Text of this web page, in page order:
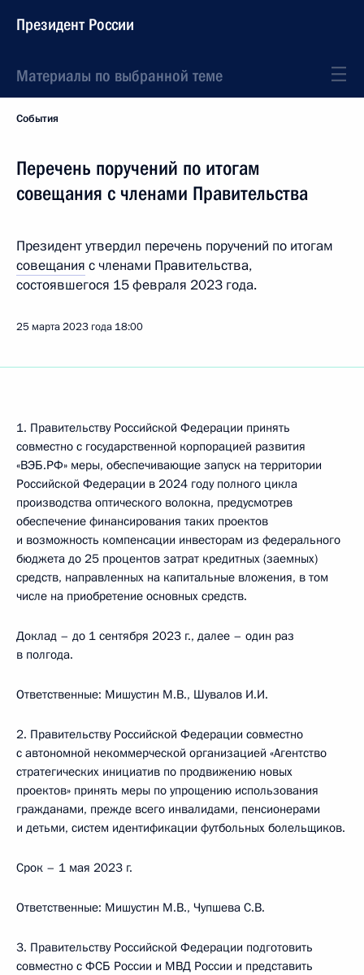
Президент России
Материалы по выбранной теме
События
Перечень поручений по итогам
совещания с членами Правительства
Президент утвердил перечень поручений по итогам
совещания с членами Правительства,
состоявшегося 15 февраля 2023 года.
25 марта 2023 года 18:00
1. Правительству Российской Федерации принять
совместно с государственной корпорацией развития
«ВЭБ.РФ» меры, обеспечивающие запуск на территории
Российской Федерации в 2024 году полного цикла
производства оптического волокна, предусмотрев
обеспечение финансирования таких проектов
и возможность компенсации инвесторам из федерального
бюджета до 25 процентов затрат кредитных (заемных)
средств, направленных на капитальные вложения, в том
числе на приобретение основных средств.
Доклад – до 1 сентября 2023 г., далее – один раз
в полгода.
Ответственные: Мишустин М.В., Шувалов И.И.
2. Правительству Российской Федерации совместно
с автономной некоммерческой организацией «Агентство
стратегических инициатив по продвижению новых
проектов» принять меры по упрощению использования
гражданами, прежде всего инвалидами, пенсионерами
и детьми, систем идентификации футбольных болельщиков.
Срок – 1 мая 2023 г.
Ответственные: Мишустин М.В., Чупшева С.В.
3. Правительству Российской Федерации подготовить
совместно с ФСБ России и МВД России и представить